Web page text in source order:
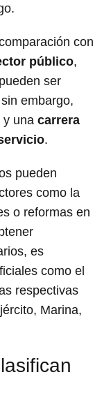
con
público,
ser
embargo,
y una carrera
.
pueden
como la
o reformas en
es
como el
respectivas
Marina,